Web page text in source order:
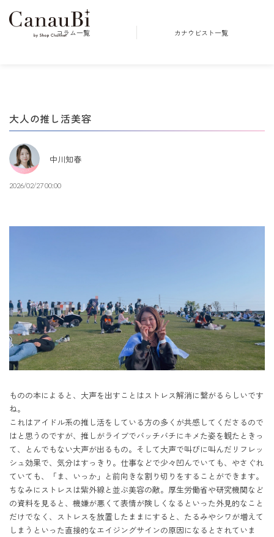
コラム一覧 カナウビスト一覧
大人の推し活美容
中川知春
2026/02/27 00:00
ものの本によると、大声を出すことはストレス解消に繋がるらしいです
ね。
これはアイドル系の推し活をしている方の多くが共感してくださるので
はと思うのですが、推しがライブでバッチバチにキメた姿を観たときっ
て、とんでもない大声が出るもの。そして大声で叫びに叫んだリフレッ
シュ効果で、気分はすっきり。仕事などで少々凹んでいても、やさぐれ
ていても、「ま、いっか」と前向きな割り切りをすることができます。
ちなみにストレスは紫外線と並ぶ美容の敵。厚生労働省や研究機関など
の資料を見ると、機嫌が悪くて表情が険しくなるといった外見的なこと
だけでなく、ストレスを放置したままにすると、たるみやシワが増えて
しまうといった直接的なエイジングサインの原因になるとされていま